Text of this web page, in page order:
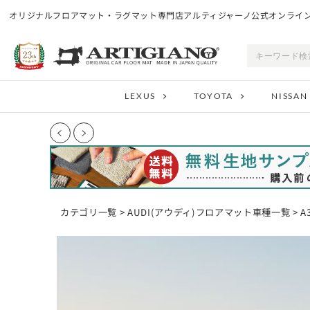
オリジナルフロアマット・ラグマット専門店アルティジャーノ公式オンライ
LEXUS TOYOTA NISSAN
カテゴリ一覧 > AUDI(アウディ)フロアマット車種一覧 >